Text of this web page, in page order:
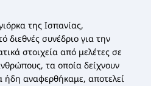
της Ισπανίας,
διεθνές συνέδριο για την
στοιχεία από μελέτες σε
τα οποία δείχνουν
ήδη αναφερθήκαμε, αποτελεί